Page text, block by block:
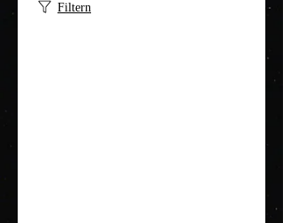
Filtern